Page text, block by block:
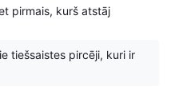
pirmais, kurš atstāj
tiešsaistes pircēji, kuri ir